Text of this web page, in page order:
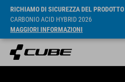
RICHIAMO DI SICUREZZA DEL PRODOTTO
CARBONIO ACID HYBRID 2026
MAGGIORI INFORMAZIONI